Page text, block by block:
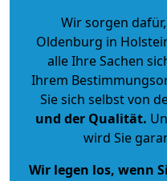
Wir sorgen
Oldenburg in
alle Ihre Sachen
Ihrem
Sie sich selbst von
und der Qualität.
wird Sie
Wir legen los, wenn